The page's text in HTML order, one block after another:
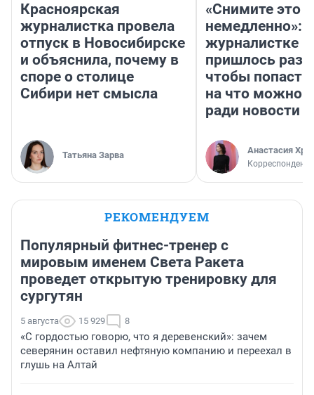
Красноярская
журналистка провела
отпуск в Новосибирске
и объяснила, почему в
споре о столице
Сибири нет смысла
Татьяна Зарва
«Снимите это
немедленно»:
журналистке
пришлось
чтобы попасть
на что можно
ради новости
Анастасия
Корреспондент
РЕКОМЕНДУЕМ
Популярный фитнес-тренер с
мировым именем Света Ракета
проведет открытую тренировку для
сургутян
5 августа 15 929 8
«С гордостью говорю, что я деревенский»: зачем
северянин оставил нефтяную компанию и переехал в
глушь на Алтай